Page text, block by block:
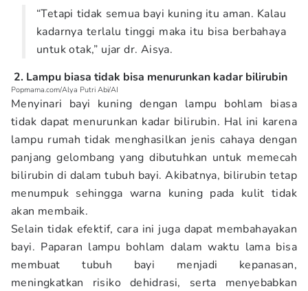
“Tetapi tidak semua bayi kuning itu aman. Kalau
kadarnya terlalu tinggi maka itu bisa berbahaya
untuk otak,” ujar dr. Aisya.
2. Lampu biasa tidak bisa menurunkan kadar bilirubin
Popmama.com/Alya Putri Abi/AI
Menyinari bayi kuning dengan lampu bohlam biasa
tidak dapat menurunkan kadar bilirubin. Hal ini karena
lampu rumah tidak menghasilkan jenis cahaya dengan
panjang gelombang yang dibutuhkan untuk memecah
bilirubin di dalam tubuh bayi. Akibatnya, bilirubin tetap
menumpuk sehingga warna kuning pada kulit tidak
akan membaik.
Selain tidak efektif, cara ini juga dapat membahayakan
bayi. Paparan lampu bohlam dalam waktu lama bisa
membuat tubuh bayi menjadi kepanasan,
meningkatkan risiko dehidrasi, serta menyebabkan